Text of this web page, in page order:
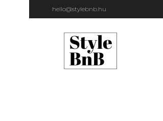
hello@stylebnb.hu